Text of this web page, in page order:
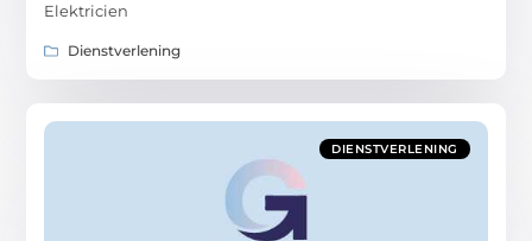
Elektricien
Dienstverlening
DIENSTVERLENING